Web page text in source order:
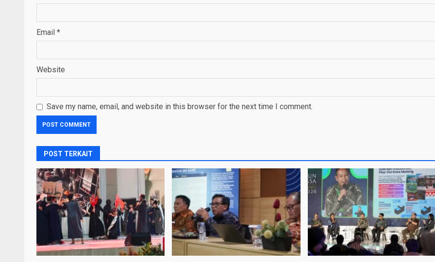
Email *
Website
Save my name, email, and website in this browser for the next time I comment.
POST TERKAIT